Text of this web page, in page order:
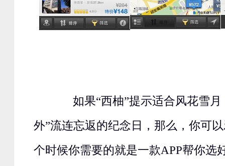
如果“西柚”提示适合风花雪月
外”流连忘返的纪念日，那么，你可
个时候你需要的就是一款APP帮你选